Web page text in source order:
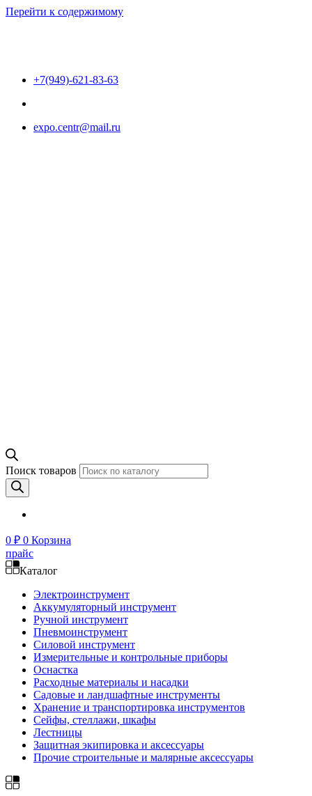
Перейти к содержимому
+7(949)-621-83-63
expo.centr@mail.ru
Поиск товаров
0 ₽ 0 Корзина
прайс
Каталог
Электроинструмент
Аккумуляторный инструмент
Ручной инструмент
Пневмоинструмент
Силовой инструмент
Измерительные и контрольные приборы
Оснастка
Расходные материалы и насадки
Садовые и ландшафтные инструменты
Хранение и транспортировка инструментов
Сейфы, стеллажи, шкафы
Лестницы
Защитная экипировка и аксессуары
Прочие строительные и малярные аксессуары